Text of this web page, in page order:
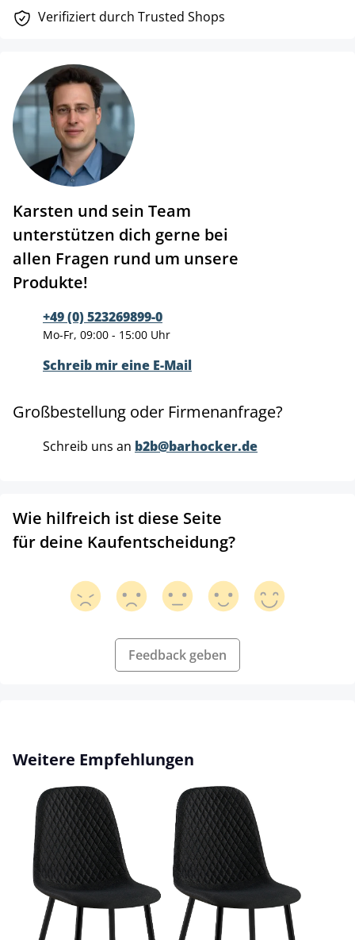
Verifiziert durch Trusted Shops
Karsten und sein Team
unterstützen dich gerne bei
allen Fragen rund um unsere
Produkte!
+49 (0) 523269899-0
Mo-Fr, 09:00 - 15:00 Uhr
Schreib mir eine E-Mail
Großbestellung oder Firmenanfrage?
Schreib uns an b2b@barhocker.de
Wie hilfreich ist diese Seite
für deine Kaufentscheidung?
Feedback geben
Produktgalerie überspringen
Weitere Empfehlungen